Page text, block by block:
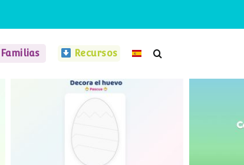
Familias Recursos